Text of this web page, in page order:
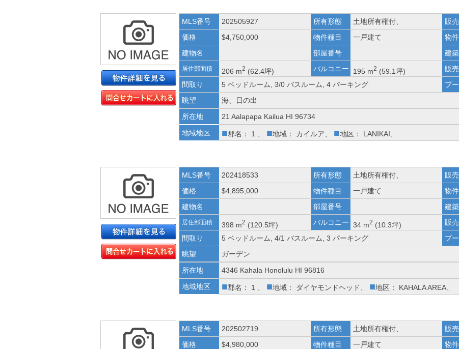
MLS番号 202505927 所有形態 土地所有権付、 販
価格
$4,750,000 物件種目 一戸建て 物
建物名
部屋番号 建
居住部面積 206 m2 (62.4坪) バルコニー 195 m2 (59.1坪) 販
間取り
5 ベッドルーム, 3/0 バスルーム, 4 パーキング プ
眺望
海、日の出
所在地
21 Aalapapa Kailua HI 96734
地域地区
■郡名： 1 、 ■地域： カイルア、 ■地区： LANIKAI、
MLS番号 202418533 所有形態 土地所有権付、 販
価格
$4,895,000 物件種目 一戸建て 物
建物名
部屋番号 建
居住部面積 398 m2 (120.5坪) バルコニー 34 m2 (10.3坪) 販
間取り
5 ベッドルーム, 4/1 バスルーム, 3 パーキング プ
眺望
ガーデン
所在地
4346 Kahala Honolulu HI 96816
地域地区
■郡名： 1 、 ■地域： ダイヤモンドヘッド、 ■地区： KAHALA AREA、
MLS番号 202502719 所有形態 土地所有権付、 販
価格
$4,980,000 物件種目 一戸建て 物